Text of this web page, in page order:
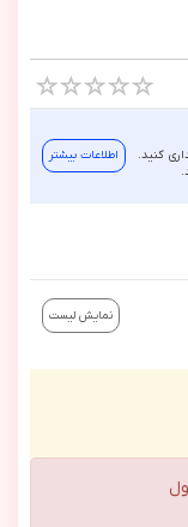
کنید.
اطلاعات بیشتر
نمایش لیست